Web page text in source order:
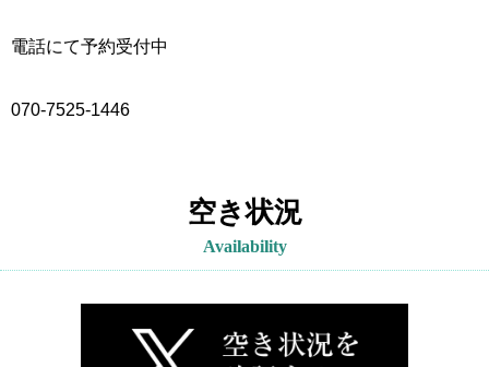
電話にて予約受付中
070-7525-1446
空き状況
Availability